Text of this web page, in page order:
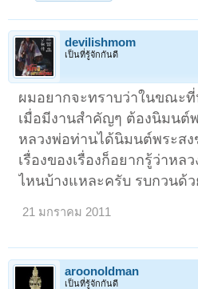
devilishmom
เป็นที่รู้จักกันดี
ผมอยากจะทราบว่าในขณะ
เมื่อมีงานสำคัญๆ ต้องนิมนต์
หลวงพ่อท่านได้นิมนต์พระสง
เรื่องของเรื่องก็อยากรู้ว่าห
ไหนบ้างแหละครับ รบกวนด้
21 มกราคม 2011
aroonoldman
เป็นที่รู้จักกันดี